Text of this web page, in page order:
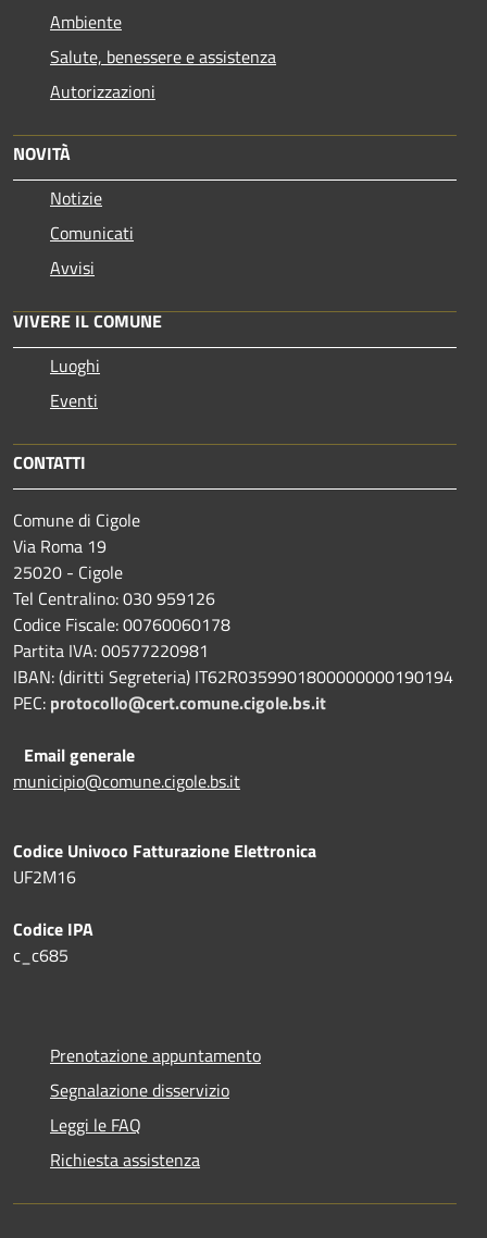
Ambiente
Salute, benessere e assistenza
Autorizzazioni
NOVITÀ
Notizie
Comunicati
Avvisi
VIVERE IL COMUNE
Luoghi
Eventi
CONTATTI
Comune di Cigole
Via Roma 19
25020 - Cigole
Tel Centralino: 030 959126
Codice Fiscale: 00760060178
Partita IVA: 00577220981
IBAN: (diritti Segreteria) IT62R0359901800000000190194
PEC: protocollo@cert.comune.cigole.bs.it
Email generale
municipio@comune.cigole.bs.it
Codice Univoco Fatturazione Elettronica
UF2M16
Codice IPA
c_c685
Prenotazione appuntamento
Segnalazione disservizio
Leggi le FAQ
Richiesta assistenza